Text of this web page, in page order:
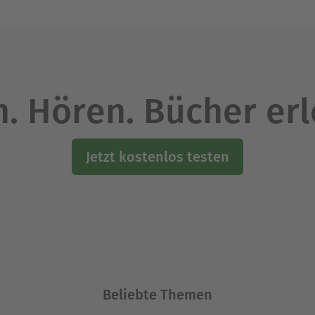
Hören. Bücher
Jetzt kostenlos testen
Beliebte Themen